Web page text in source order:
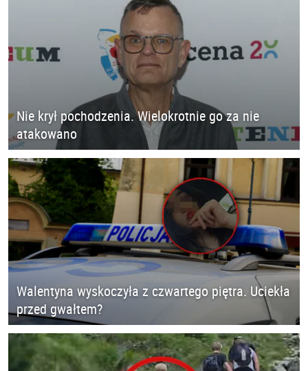
Nie krył pochodzenia. Wielokrotnie go za nie
atakowano
Walentyna wyskoczyła z czwartego piętra. Uciekła
przed gwałtem?